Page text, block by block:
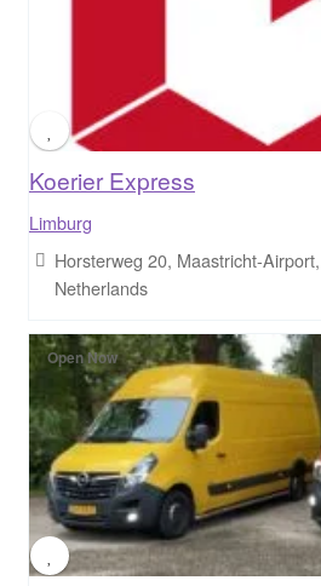
Koerier Express
Limburg
Horsterweg 20, Maastricht-
Netherlands
Open Now